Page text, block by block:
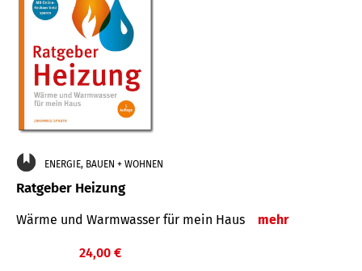
ENERGIE, BAUEN + WOHNEN
Ratgeber Heizung
Wärme und Warmwasser für mein Haus mehr
24,00 €